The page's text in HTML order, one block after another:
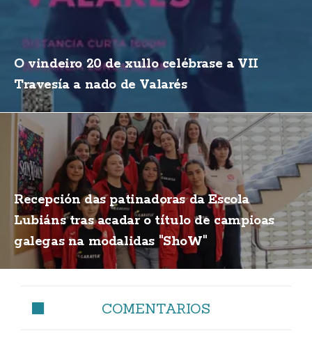
O vindeiro 20 de xullo celébrase a VII
Travesía a nado de Valarés
Recepción das patinadoras da Escola
Lubiáns tras acadar o título de campioas
galegas na modalidas "ShoW"
COMENTARIOS